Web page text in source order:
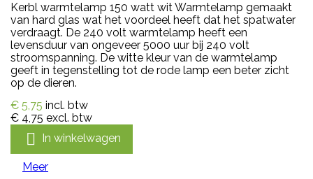
Kerbl warmtelamp 150 watt wit Warmtelamp gemaakt
van hard glas wat het voordeel heeft dat het spatwater
verdraagt. De 240 volt warmtelamp heeft een
levensduur van ongeveer 5000 uur bij 240 volt
stroomspanning. De witte kleur van de warmtelamp
geeft in tegenstelling tot de rode lamp een beter zicht
op de dieren.
€ 5,75 incl. btw
€ 4,75 excl. btw
 In winkelwagen
Meer